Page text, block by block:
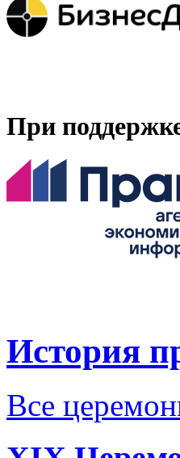
При
История
Все